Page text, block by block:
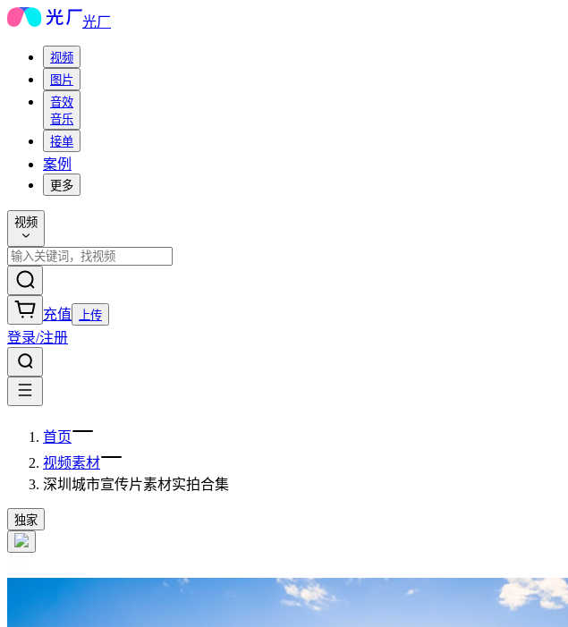
光厂
视频
图片
音效
音乐
接单
案例
更多
视频
充值 上传
登录/注册
首页
视频素材
深圳城市宣传片素材实拍合集
独家